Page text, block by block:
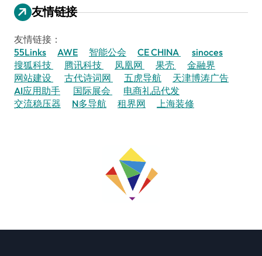
友情链接
友情链接：
55Links
AWE 智能公会 CE CHINA
sinoces
搜狐科技
腾讯科技 凤凰网 果壳
金融界
网站建设
古代诗词网 五虎导航
天津博涛广告
AI应用助手
国际展会
电商礼品代发
交流稳压器
N多导航 租界网 上海装修